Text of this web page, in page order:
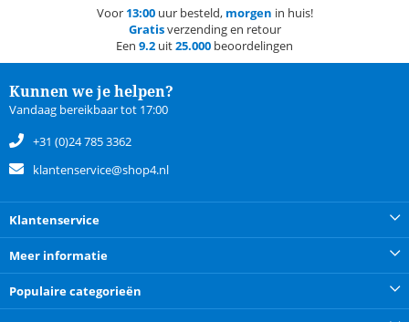
Voor 13:00uur besteld, morgen in huis!
Gratisverzending en retour
Een 9.2 uit25.000 beoordelingen
Kunnen we je helpen?
Vandaag bereikbaar tot 17:00
+31 (0)24 785 3362
klantenservice@shop4.nl
Klantenservice
Meer informatie
Populaire categorieën